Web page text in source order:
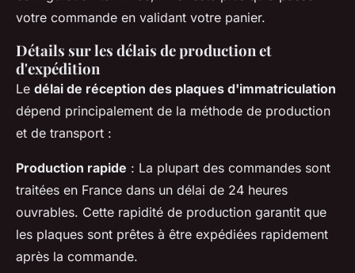
votre commande en validant votre panier.
Détails sur les délais de production et
d'expédition
Le délai de réception des plaques d'immatriculation
dépend principalement de la méthode de production
et de transport :
Production rapide : La plupart des commandes sont
traitées en France dans un délai de 24 heures
ouvrables. Cette rapidité de production garantit que
les plaques sont prêtes à être expédiées rapidement
après la commande.